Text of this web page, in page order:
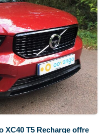
XC40 T5 Recharge offre